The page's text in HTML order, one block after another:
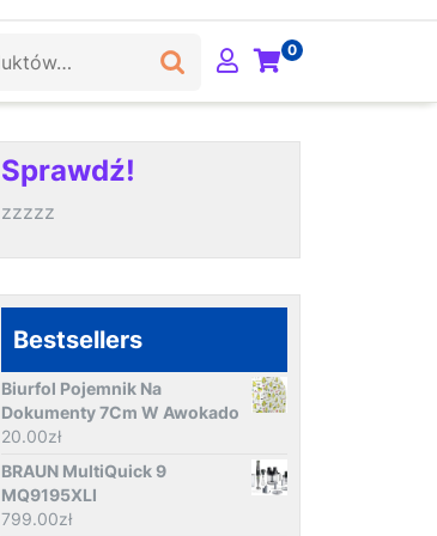
0
Sprawdź!
zzzzz
Bestsellers
Biurfol Pojemnik Na
Dokumenty 7Cm W Awokado
20.00zł
BRAUN MultiQuick 9
MQ9195XLI
799.00zł